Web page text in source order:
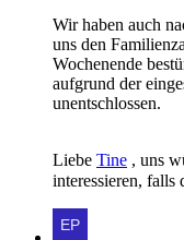
Wir haben auch
uns den
Wochenende
aufgrund der
unentschlossen.
Liebe Tine , uns
interessieren, falls